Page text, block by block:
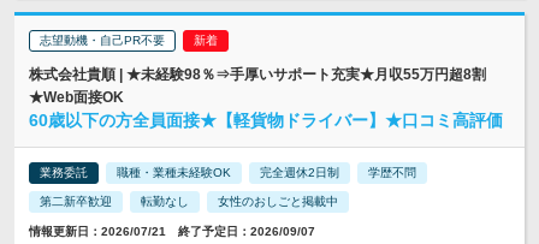
志望動機・自己PR不要
株式会社貴順 | ★未経験98％⇒手厚いサポート充実★月収55万円超8割
★Web面接OK
60歳以下の方全員面接★【軽貨物ドライバー】★口コミ高評価
業務委託 職種・業種未経験OK 完全週休2日制 学歴不問
第二新卒歓迎 転勤なし 女性のおしごと掲載中
情報更新日：2026/07/21 終了予定日：2026/09/07